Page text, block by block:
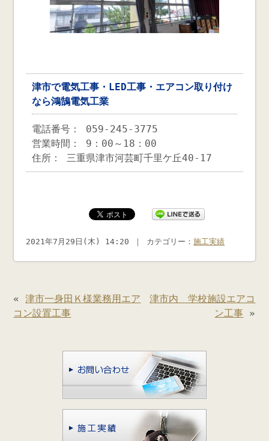
津市で電気工事・LED工事・エアコン取り付け
なら鴻鵠電気工業
電話番号： 059-245-3775
営業時間： 9：00～18：00
住所： 三重県津市河芸町千里ケ丘40-17
2021年7月29日(木) 14:20 ｜ カテゴリー：施工実績
«津市一身田Ｋ様業務用エア
コン設置工事
津市内 学校施設エアコ
ン工事 »